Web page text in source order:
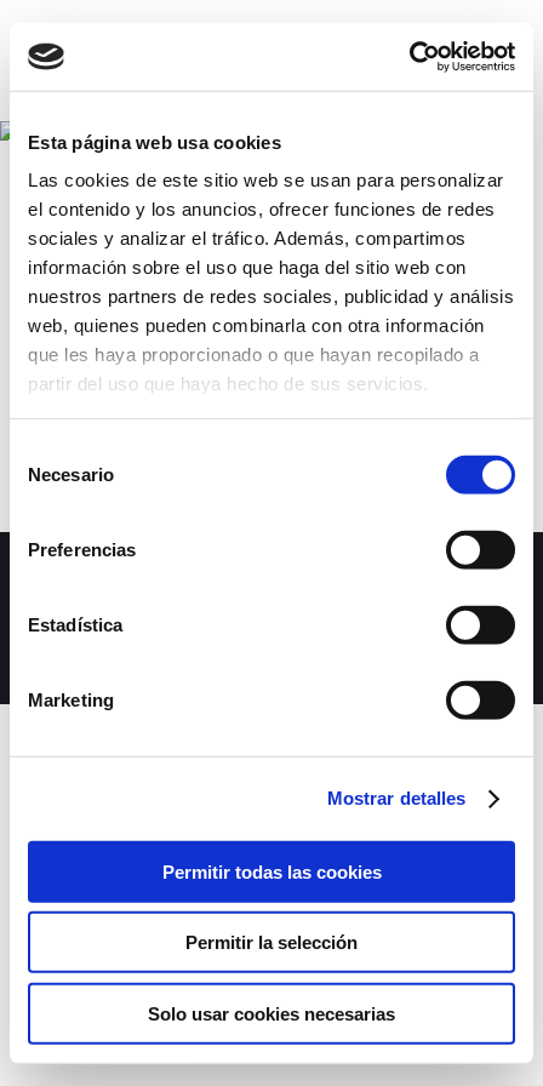
Esta página web usa cookies
Las cookies de este sitio web se usan para personalizar
el contenido y los anuncios, ofrecer funciones de redes
sociales y analizar el tráfico. Además, compartimos
información sobre el uso que haga del sitio web con
nuestros partners de redes sociales, publicidad y análisis
web, quienes pueden combinarla con otra información
que les haya proporcionado o que hayan recopilado a
partir del uso que haya hecho de sus servicios.
Necesario
Preferencias
Estadística
Marketing
Mostrar detalles
Permitir todas las cookies
Permitir la selección
Solo usar cookies necesarias
Tienda
NO SE HAN ENCONTRADO
PRODUCTOS QUE
COINCIDAN CON TU
elarnes
Aviso Legal
Términos y